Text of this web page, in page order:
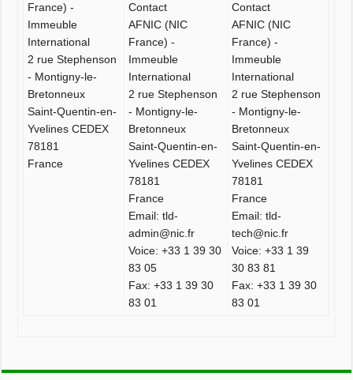
France) -
Immeuble
International
2 rue Stephenson
- Montigny-le-
Bretonneux
Saint-Quentin-en-
Yvelines CEDEX
78181
France
Contact
AFNIC (NIC
France) -
Immeuble
International
2 rue Stephenson
- Montigny-le-
Bretonneux
Saint-Quentin-en-
Yvelines CEDEX
78181
France
Email: tld-
admin@nic.fr
Voice: +33 1 39 30
83 05
Fax: +33 1 39 30
83 01
Contact
AFNIC (NIC
France) -
Immeuble
International
2 rue Stephenson
- Montigny-le-
Bretonneux
Saint-Quentin-en-
Yvelines CEDEX
78181
France
Email: tld-
tech@nic.fr
Voice: +33 1 39
30 83 81
Fax: +33 1 39 30
83 01